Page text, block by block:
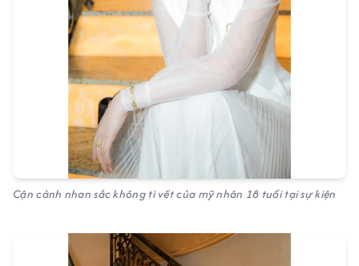
Cận cảnh nhan sắc không tì vết của mỹ nhân 18 tuổi tại sự kiện